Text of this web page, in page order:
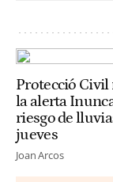
Protecció Civil
la alerta
riesgo de
jueves
Joan Arcos